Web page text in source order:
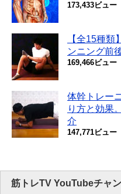
173,433ビュー
【全15種類
ンニング前後
169,466ビュー
体幹トレー
り方と効果
介
147,771ビュー
筋トレTV YouTubeチャ